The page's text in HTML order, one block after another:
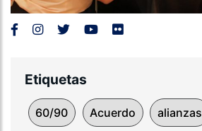
Etiquetas
60/90 Acuerdo alianzas